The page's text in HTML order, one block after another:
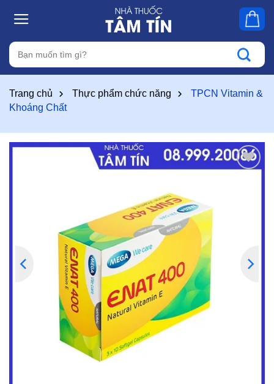
Tìm
kiếm:
Trang chủ Thực phẩm chức năng
TPCN Vitamin &
Khoáng Chất